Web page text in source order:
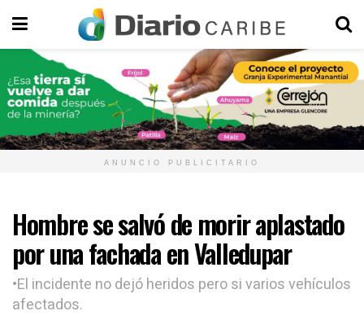
ANUNCIO PUBLICITARIO
Hombre se salvó de morir aplastado
por una fachada en Valledupar
•El incidente no dejó heridos pero si varios vehículos
afectados.